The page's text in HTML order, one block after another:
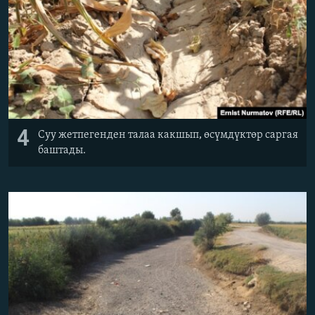
4
Суу жетпегенден талаа какшып, өсүмдүктөр саргая
баштады.